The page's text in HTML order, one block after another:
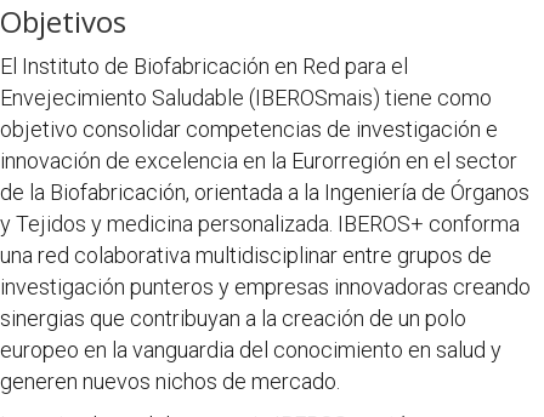
Objetivos
El Instituto de Biofabricación en Red para el
Envejecimiento Saludable (IBEROSmais) tiene como
objetivo consolidar competencias de investigación e
innovación de excelencia en la Eurorregión en el sector
de la Biofabricación, orientada a la Ingeniería de Órganos
y Tejidos y medicina personalizada. IBEROS+ conforma
una red colaborativa multidisciplinar entre grupos de
investigación punteros y empresas innovadoras creando
sinergias que contribuyan a la creación de un polo
europeo en la vanguardia del conocimiento en salud y
generen nuevos nichos de mercado.